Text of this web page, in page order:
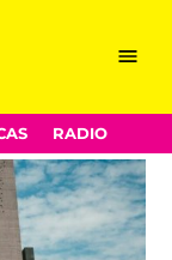
Menu
RADIO